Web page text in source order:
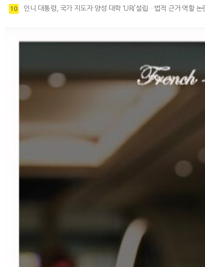
10 인니 대통령, 국가 지도자 양성 대학 ‘URI’설립…법적 근거·역할 논